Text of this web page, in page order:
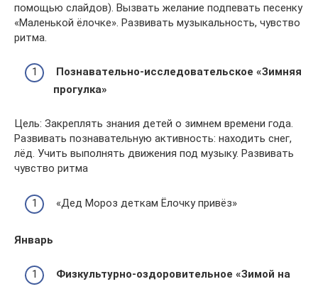
помощью слайдов). Вызвать желание подпевать песенку
«Маленькой ёлочке». Развивать музыкальность, чувство
ритма.
Познавательно-исследовательское «Зимняя
прогулка»
Цель: Закреплять знания детей о зимнем времени года.
Развивать познавательную активность: находить снег,
лёд. Учить выполнять движения под музыку. Развивать
чувство ритма
«Дед Мороз деткам Ёлочку привёз»
Январь
Физкультурно-оздоровительное «Зимой на